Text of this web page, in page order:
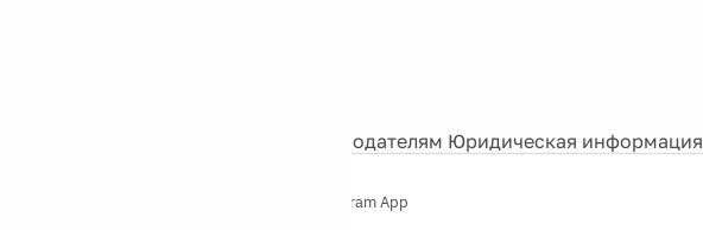
Рекламодателям Юридическая информация
Telegram App